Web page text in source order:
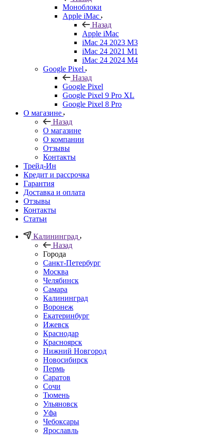
Моноблоки
Apple iMac
Назад
Apple iMac
iMac 24 2023 M3
iMac 24 2021 M1
iMac 24 2024 M4
Google Pixel
Назад
Google Pixel
Google Pixel 9 Pro XL
Google Pixel 8 Pro
О магазине
Назад
О магазине
О компании
Отзывы
Контакты
Трейд-Ин
Кредит и рассрочка
Гарантия
Доставка и оплата
Отзывы
Контакты
Статьи
Калининград
Назад
Города
Санкт-Петербург
Москва
Челябинск
Самара
Калининград
Воронеж
Екатеринбург
Ижевск
Краснодар
Красноярск
Нижний Новгород
Новосибирск
Пермь
Саратов
Сочи
Тюмень
Ульяновск
Уфа
Чебоксары
Ярославль